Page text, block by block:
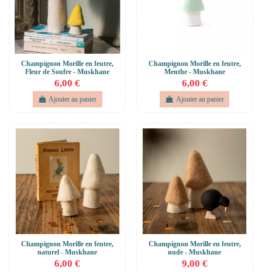
Champignon Morille en feutre,
Fleur de Soufre - Muskhane
6,00 €
Ajouter au panier
Champignon Morille en feutre,
Menthe - Muskhane
6,00 €
Ajouter au panier
Champignon Morille en feutre,
naturel - Muskhane
6,00 €
Champignon Morille en feutre,
nude - Muskhane
9,00 €